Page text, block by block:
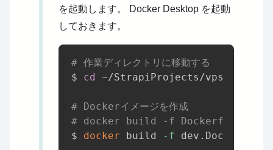
を起動します。
Docker Desktop を起動
しておきます。
# 作業ディレクトリに移動する
$ cd ~/StrapiProjects/vps-
# Dockerイメージを作成
# docker build -f Dockerfile のファイ
$ docker build -f dev.Dockerfile